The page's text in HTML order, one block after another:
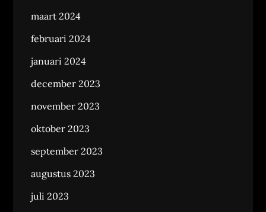
maart 2024
februari 2024
januari 2024
december 2023
november 2023
oktober 2023
september 2023
augustus 2023
juli 2023